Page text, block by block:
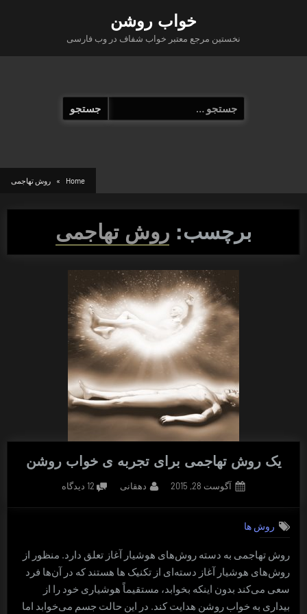
خواب روشن
نخستین مرجع معتبر خواب شفاف در وب فارسی
جستجو
برای:
Home روش تهاجمی
برچسب:روش تهاجمی
یک روش تهاجمی برای تجربه ی خواب روشن
Posted
آگوست 28, 2015 By
دهقانی 12 دیدگاه
تجربه
ی
خواب
روشن
روش ها
روش تهاجمی به دسته روش‌های هوشیار آغاز تعلق دارد. منظور از
روش‌های هوشیار آغاز دسته‌ای از تکنیک ها هستند که در آن‌ها فرد
سعی می‌کند بدون اینکه بخوابد، مستقیماً هوشیاری خود را از
بیداری به خواب روشن هدایت کند. در این حالت جسم می‌خوابد اما